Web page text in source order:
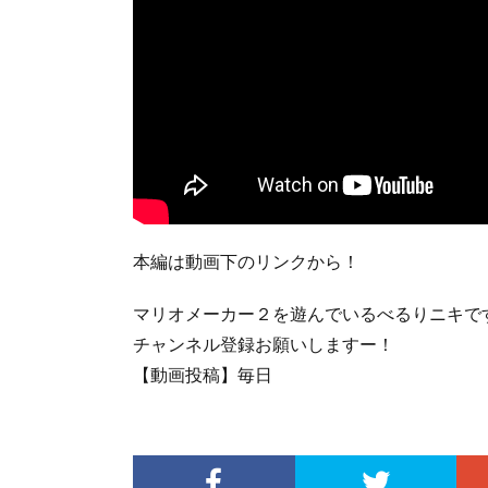
本編は動画下のリンクから！
マリオメーカー２を遊んでいるべるりニキで
チャンネル登録お願いしますー！
【動画投稿】毎日